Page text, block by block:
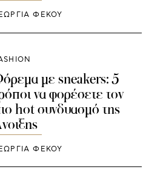
ΦΕΚΟΥ
με sneakers: 5
να φορέσετε τον
hot συνδυασμό της
ΦΕΚΟΥ